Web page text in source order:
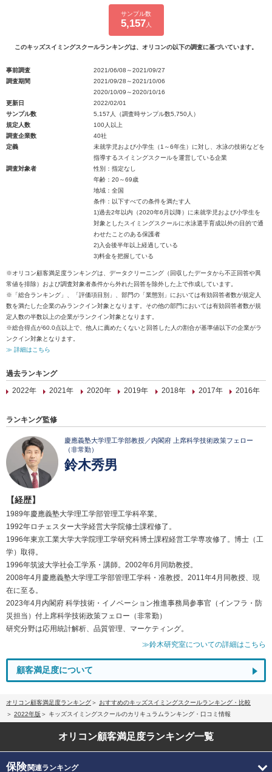
サンプル数
5,157 人
このキッズスイミングスクールランキングは、オリコンの以下の調査に基づいています。
事前調査
2021/06/08～2021/09/27
調査期間
2021/09/28～2021/10/06
2020/10/09～2020/10/16
更新日
2022/02/01
サンプル数
5,157人（調査時サンプル数5,750人）
規定人数
100人以上
調査企業数
40社
定義
未就学児および小学生（1～6年生）に対し、水泳の技術などを
指導するスイミングスクールを運営している企業
調査対象者
性別：指定なし
年齢：20～69歳
地域：全国
条件：以下すべての条件を満たす人
1)過去2年以内（2020年6月以降）に未就学児および小学生を
対象としたスイミングスクールに水泳選手育成以外の目的で通
わせたことのある保護者
2)入会後半年以上経過している
3)料金を把握している
※オリコン顧客満足度ランキングは、データクリーニング（回収したデータから不正回答や異
常値を排除）および調査対象者条件から外れた回答を除外した上で作成しています。
※「総合ランキング」、「評価項目別」、部門の「業態別」においては有効回答者数が規定人
数を満たした企業のみランクイン対象となります。その他の部門においては有効回答者数が規
定人数の半数以上の企業がランクイン対象となります。
※総合得点が60.0点以上で、他人に薦めたくないと回答した人の割合が基準値以下の企業がラ
ンクイン対象となります。
≫ 詳細はこちら
過去ランキング
2022年
2021年 2020年 2019年 2018年 2017年 2016年
ランキング監修
慶應義塾大学理工学部教授／内閣府 上席科学技術政策フェロー
（非常勤）
鈴木秀男
【経歴】
1989年慶應義塾大学理工学部管理工学科卒業。
1992年ロチェスター大学経営大学院修士課程修了。
1996年東京工業大学大学院理工学研究科博士課程経営工学専攻修了。博士（工
学）取得。
1996年筑波大学社会工学系・講師。2002年6月同助教授。
2008年4月慶應義塾大学理工学部管理工学科・准教授。2011年4月同教授、現
在に至る。
2023年4月内閣府 科学技術・イノベーション推進事務局参事官（インフラ・防
災担当）付上席科学技術政策フェロー（非常勤）
研究分野は応用統計解析、品質管理、マーケティング。
≫鈴木研究室についての詳細はこちら
顧客満足度について
オリコン顧客満足度ランキング
おすすめのキッズスイミングスクールランキング・比較
2022年版
キッズスイミングスクールのカリキュラムランキング・口コミ情報
オリコン顧客満足度ランキング一覧
保険関連ランキング